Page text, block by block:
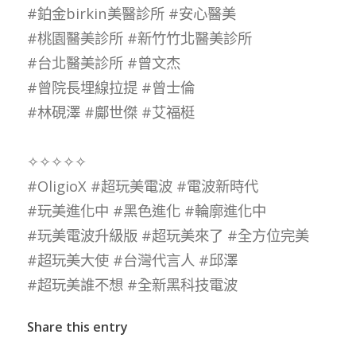
#鉑金birkin美醫診所 #安心醫美
#桃園醫美診所 #新竹竹北醫美診所
#台北醫美診所 #曾文杰
#曾院長埋線拉提 #曾士倫
#林硯澤 #鄺世傑 #艾福梃
✧✧✧✧✧
#OligioX #超玩美電波 #電波新時代
#玩美進化中 #黑色進化 #輪廓進化中
#玩美電波升級版 #超玩美來了 #全方位完美
#超玩美大使 #台灣代言人 #邱澤
#超玩美誰不想 #全新黑科技電波
Share this entry